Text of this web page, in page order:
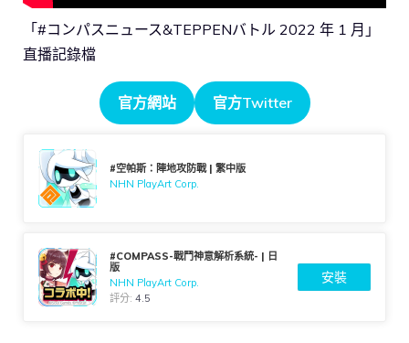
「#コンパスニュース&TEPPENバトル 2022 年 1 月」
直播記錄檔
官方網站 官方Twitter
#空帕斯：陣地攻防戰 | 繁中版
NHN PlayArt Corp.
#COMPASS-戰鬥神意解析系統- | 日
版
NHN PlayArt Corp.
評分:4.5
安裝